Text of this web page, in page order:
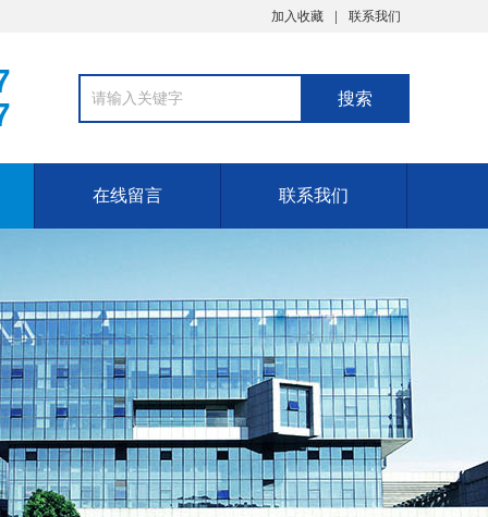
加入收藏 联系我们
在线留言 联系我们